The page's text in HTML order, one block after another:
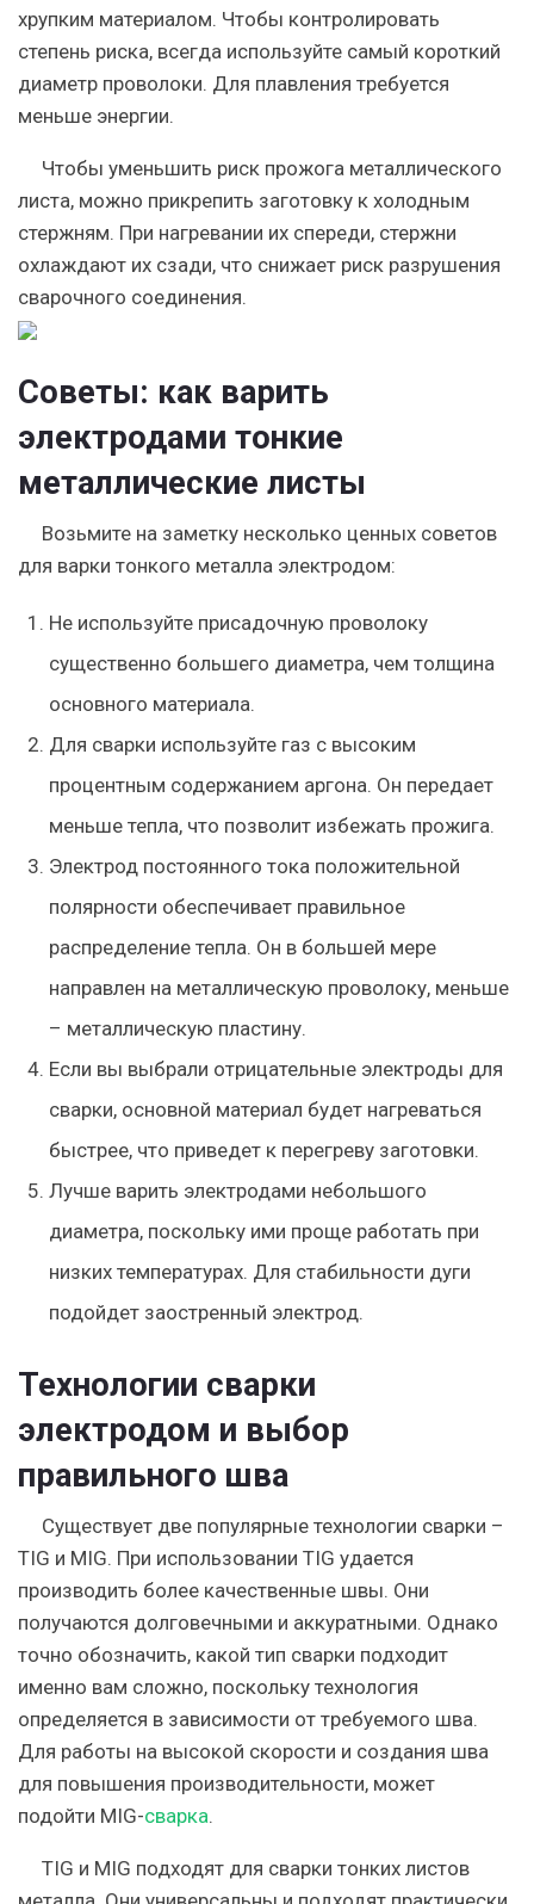
хрупким материалом. Чтобы контролировать
степень риска, всегда используйте самый короткий
диаметр проволоки. Для плавления требуется
меньше энергии.
Чтобы уменьшить риск прожога металлического
листа, можно прикрепить заготовку к холодным
стержням. При нагревании их спереди, стержни
охлаждают их сзади, что снижает риск разрушения
сварочного соединения.
Советы: как варить
электродами тонкие
металлические листы
Возьмите на заметку несколько ценных советов
для варки тонкого металла электродом:
Не используйте присадочную проволоку
существенно большего диаметра, чем толщина
основного материала.
Для сварки используйте газ с высоким
процентным содержанием аргона. Он передает
меньше тепла, что позволит избежать прожига.
Электрод постоянного тока положительной
полярности обеспечивает правильное
распределение тепла. Он в большей мере
направлен на металлическую проволоку, меньше
– металлическую пластину.
Если вы выбрали отрицательные электроды для
сварки, основной материал будет нагреваться
быстрее, что приведет к перегреву заготовки.
Лучше варить электродами небольшого
диаметра, поскольку ими проще работать при
низких температурах. Для стабильности дуги
подойдет заостренный электрод.
Технологии сварки
электродом и выбор
правильного шва
Существует две популярные технологии сварки –
TIG и MIG. При использовании TIG удается
производить более качественные швы. Они
получаются долговечными и аккуратными. Однако
точно обозначить, какой тип сварки подходит
именно вам сложно, поскольку технология
определяется в зависимости от требуемого шва.
Для работы на высокой скорости и создания шва
для повышения производительности, может
подойти MIG-сварка.
TIG и MIG подходят для сварки тонких листов